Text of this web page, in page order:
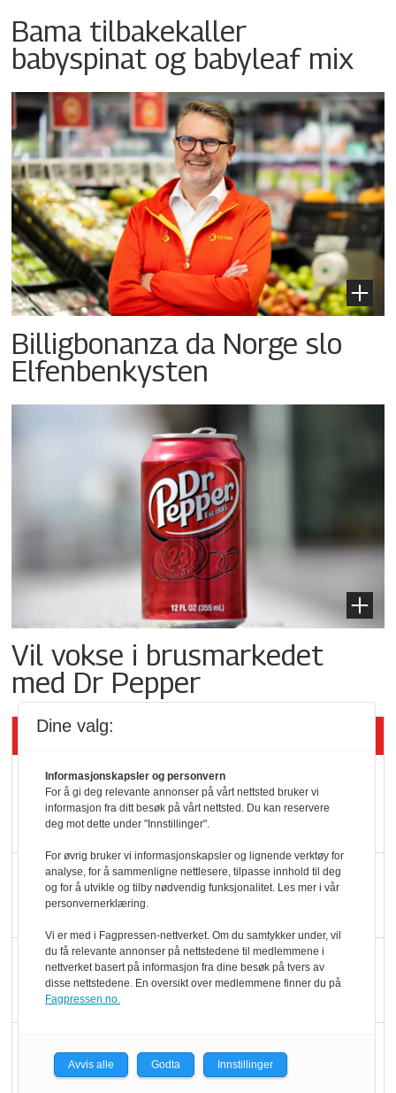
Bama tilbakekaller
babyspinat og babyleaf mix
Billigbonanza da Norge slo
Elfenbenkysten
Vil vokse i brusmarkedet
med Dr Pepper
Siste artikler - KBS
Mat er viktigere enn
pris når elbilister
velger ladestopp
Ti bensinstasjoner
legger ned hver måned
Potetball, kylling og 98
oktan
KBS-bransjen i
endring: Stadig større
Dine valg:
Informasjonskapsler og personvern
For å gi deg relevante annonser på vårt nettsted bruker vi
informasjon fra ditt besøk på vårt nettsted. Du kan reservere
deg mot dette under "Innstillinger".
For øvrig bruker vi informasjonskapsler og lignende verktøy for
analyse, for å sammenligne nettlesere, tilpasse innhold til deg
og for å utvikle og tilby nødvendig funksjonalitet. Les mer i vår
personvernerklæring.
Vi er med i Fagpressen-nettverket. Om du samtykker under, vil
du få relevante annonser på nettstedene til medlemmene i
nettverket basert på informasjon fra dine besøk på tvers av
disse nettstedene. En oversikt over medlemmene finner du på
Fagpressen.no.
Avvis alle Godta Innstillinger